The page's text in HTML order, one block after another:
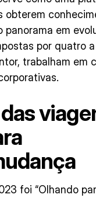
em
por quatro
trabalham em
foi “Olhando